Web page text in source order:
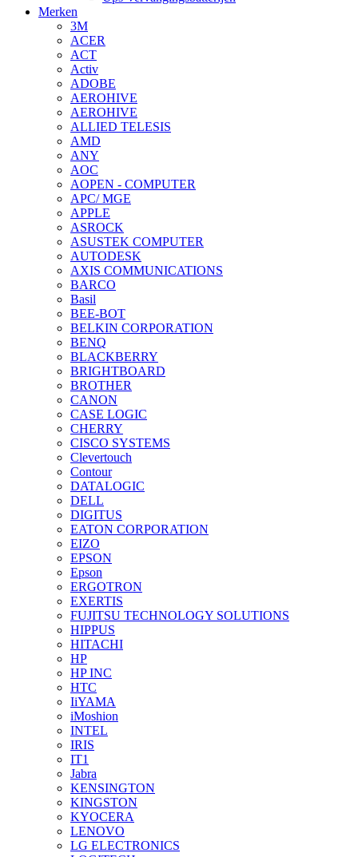
Merken
3M
ACER
ACT
Activ
ADOBE
AEROHIVE
AEROHIVE
ALLIED TELESIS
AMD
ANY
AOC
AOPEN - COMPUTER
APC/ MGE
APPLE
ASROCK
ASUSTEK COMPUTER
AUTODESK
AXIS COMMUNICATIONS
BARCO
Basil
BEE-BOT
BELKIN CORPORATION
BENQ
BLACKBERRY
BRIGHTBOARD
BROTHER
CANON
CASE LOGIC
CHERRY
CISCO SYSTEMS
Clevertouch
Contour
DATALOGIC
DELL
DIGITUS
EATON CORPORATION
EIZO
EPSON
Epson
ERGOTRON
EXERTIS
FUJITSU TECHNOLOGY SOLUTIONS
HIPPUS
HITACHI
HP
HP INC
HTC
IiYAMA
iMoshion
INTEL
IRIS
IT1
Jabra
KENSINGTON
KINGSTON
KYOCERA
LENOVO
LG ELECTRONICS